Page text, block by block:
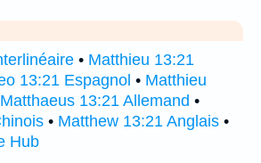
• Matthieu 13:21
13:21 Espagnol • Matthieu
Matthaeus 13:21 Allemand •
• Matthew 13:21 Anglais •
Hub